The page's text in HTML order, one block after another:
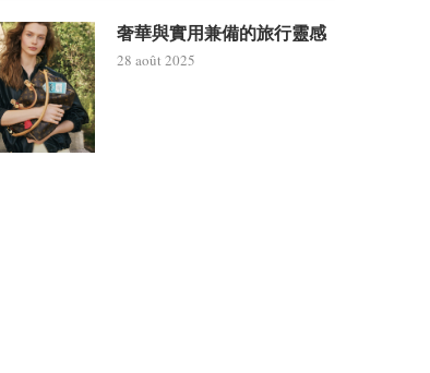
奢華與實用兼備的旅行靈感
28 août 2025